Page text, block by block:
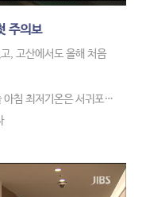
제주·서귀포 사흘째 열대야... 동부 첫 주의보
, 고산에서도 올해 처음
침 최저기온은 서귀포
습니다.
상되면서 제주 첫 열대야